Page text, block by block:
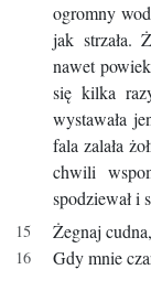
ogromny
jak strzała.
nawet
się kilka
wystawała
fala zalała
chwili
spodziewał i
Żegnaj
Gdy mnie